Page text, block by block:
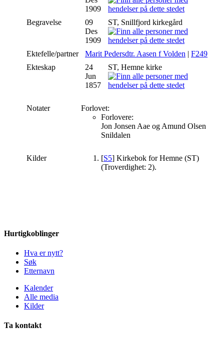
1909
Begravelse
09
Des
1909
ST, Snillfjord kirkegård
Ektefelle/partner Marit Pedersdtr. Aasen f Volden | F249
Ekteskap
24
Jun
1857
ST, Hemne kirke
Notater
Forlovet:
Forlovere:
Jon Jonsen Aae og Amund Olsen
Snildalen
Kilder [S5] Kirkebok for Hemne (ST)
(Troverdighet: 2).
Hurtigkoblinger
Hva er nytt?
Søk
Etternavn
Kalender
Alle media
Kilder
Ta kontakt